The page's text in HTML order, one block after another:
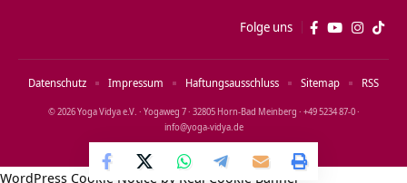
Folge uns
© 2026 Yoga Vidya e.V. · Yogaweg 7 · 32805 Horn‑Bad Meinberg · +49 5234 87‑0 ·
info@yoga‑vidya.de
Datenschutz Impressum Haftungsausschluss Sitemap RSS
WordPress Cookie Notice by Real Cookie Banner